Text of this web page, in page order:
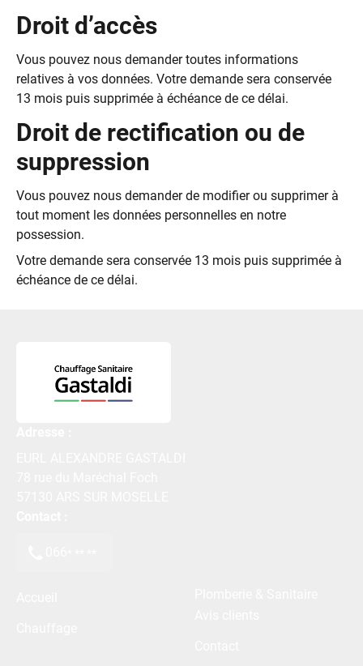
Droit d’accès
Vous pouvez nous demander toutes informations
relatives à vos données. Votre demande sera conservée
13 mois puis supprimée à échéance de ce délai.
Droit de rectification ou de
suppression
Vous pouvez nous demander de modifier ou supprimer à
tout moment les données personnelles en notre
possession.
Votre demande sera conservée 13 mois puis supprimée à
échéance de ce délai.